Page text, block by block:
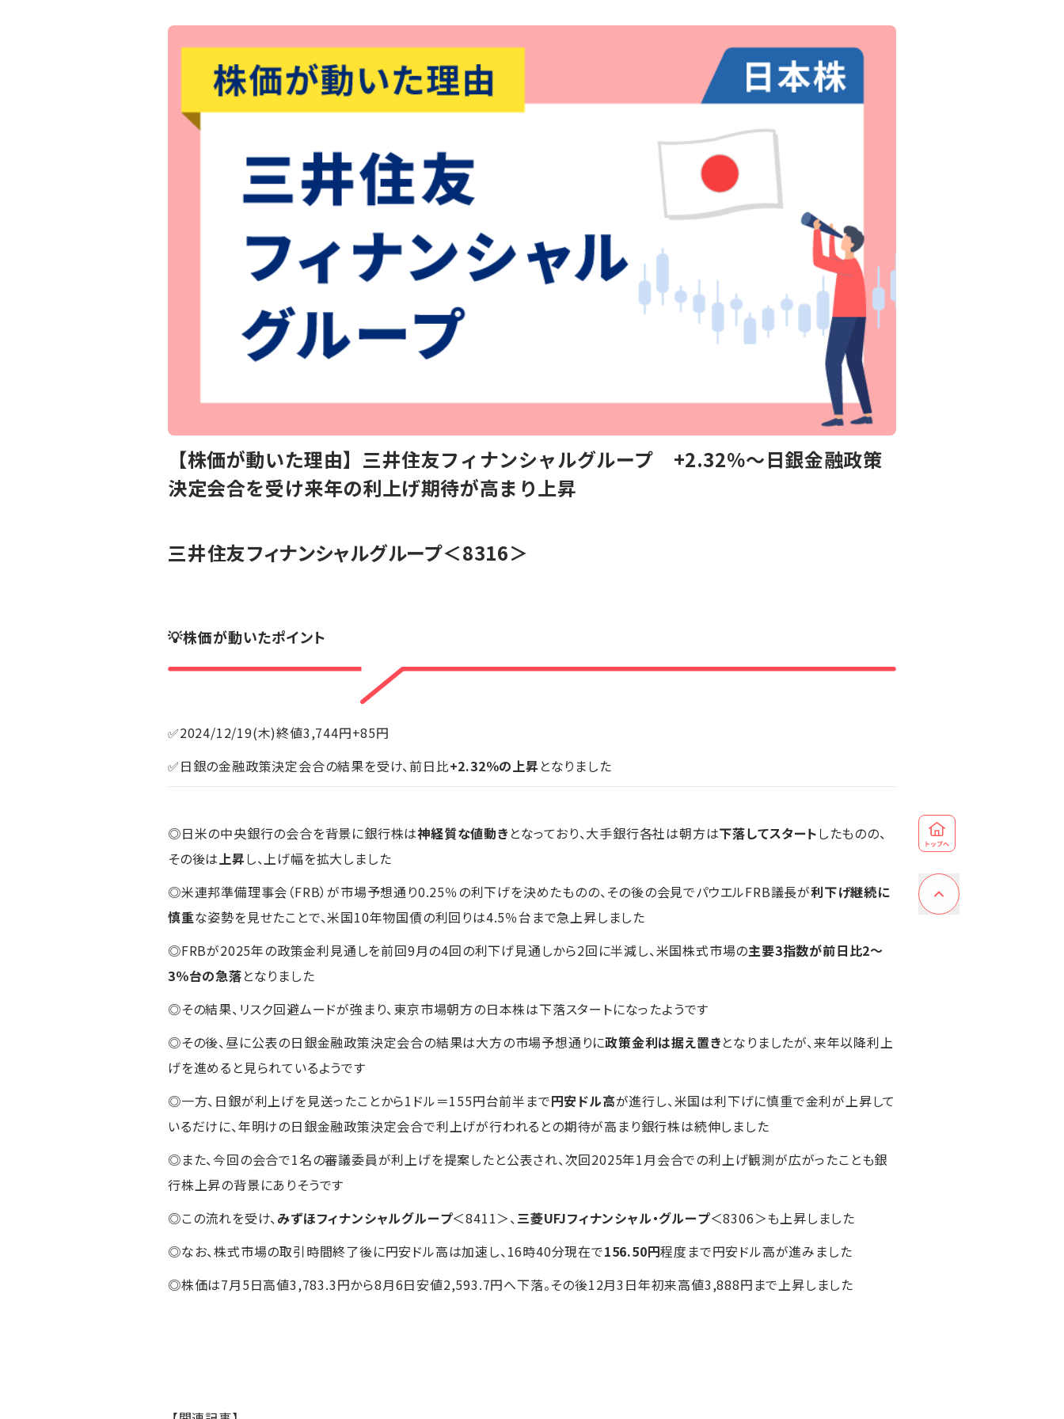
【株価が動いた理由】三井住友フィナンシャルグループ +2.32％～日銀金融政策
決定会合を受け来年の利上げ期待が高まり上昇
三井住友フィナンシャルグループ＜8316＞
💡株価が動いたポイント
✅2024/12/19(木)終値3,744円+85円
✅日銀の金融政策決定会合の結果を受け、前日比+2.32％の上昇となりました
◎日米の中央銀行の会合を背景に銀行株は神経質な値動き となっており、大手銀行各社は朝方は下落してスタートしたものの、
その後は上昇し、上げ幅を拡大しました
◎米連邦準備理事会（FRB）が市場予想通り0.25％の利下げを決めたものの、その後の会見でパウエルFRB議長が利下げ継続に
慎重な姿勢を見せたことで、米国10年物国債の利回りは4.5％台まで急上昇しました
◎FRBが2025年の政策金利見通しを前回9月の4回の利下げ見通しから2回に半減し、米国株式市場の主要3指数が前日比2～
3％台の急落となりました
◎その結果、リスク回避ムードが強まり、東京市場朝方の日本株は下落スタートになったようです
◎その後、昼に公表の日銀金融政策決定会合の結果は大方の市場予想通りに政策金利は据え置きとなりましたが、来年以降利上
げを進めると見られているようです
◎一方、日銀が利上げを見送ったことから1ドル＝155円台前半まで円安ドル高が進行し、米国は利下げに慎重で金利が上昇して
いるだけに、年明けの日銀金融政策決定会合で利上げが行われるとの期待が高まり銀行株は続伸しました
◎また、今回の会合で1名の審議委員が利上げを提案したと公表され、次回2025年1月会合での利上げ観測が広がったことも銀
行株上昇の背景にありそうです
◎この流れを受け、みずほフィナンシャルグループ＜8411＞、三菱UFJフィナンシャル・グループ＜8306＞も上昇しました
◎なお、株式市場の取引時間終了後に円安ドル高は加速し、16時40分現在で156.50円程度まで円安ドル高が進みました
◎株価は7月5日高値3,783.3円から8月6日安値2,593.7円へ下落。その後12月3日年初来高値3,888円まで上昇しました